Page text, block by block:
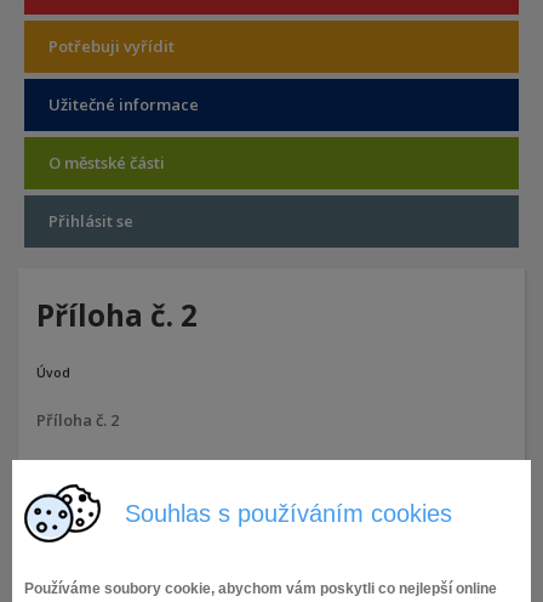
Souhlas s používáním cookies
Používáme soubory cookie, abychom vám poskytli co nejlepší online
Potřebuji vyřídit
Užitečné informace
O městské části
Přihlásit se
Příloha č. 2
Úvod
Příloha č. 2
10.3.2023